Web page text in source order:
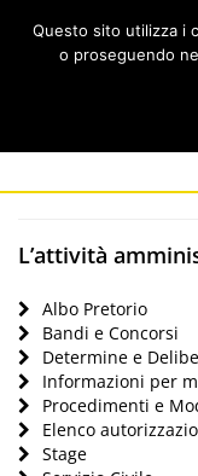
L’attività
Albo Pretorio
Bandi e Concorsi
Determine e
Informazioni per
Procedimenti e
Elenco
Stage
Questo sito utilizza i
o proseguendo